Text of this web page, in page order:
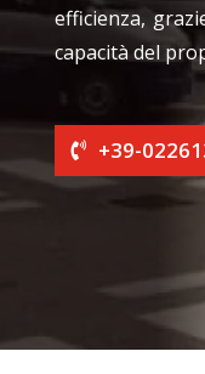
efficienza,
capacità del
+39-